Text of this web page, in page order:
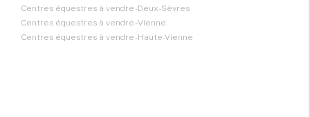
Centres équestres à vendre - Deux-Sèvres
Centres équestres à vendre - Vienne
Centres équestres à vendre - Haute-Vienne